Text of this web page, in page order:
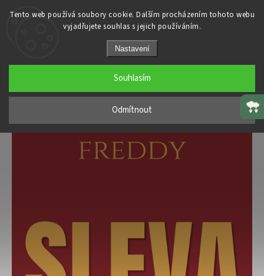
Tento web používá soubory cookie. Dalším procházením tohoto webu
vyjadřujete souhlas s jejich používáním.
Nastavení
Odmítnout
Souhlasím
FacebookInstagram